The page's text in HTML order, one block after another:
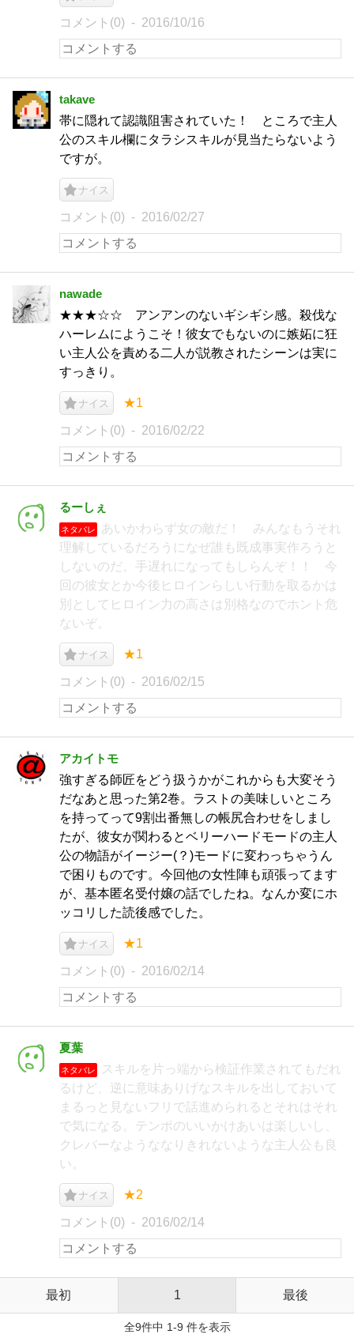
コメント(0) 2016/10/16
takave
帯に隠れて認識阻害されていた！ ところで主人
公のスキル欄にタラシスキルが見当たらないよう
ですが。
ナイス
コメント(0) 2016/02/27
nawade
★★★☆☆ アンアンのないギシギシ感。殺伐な
ハーレムにようこそ！彼女でもないのに嫉妬に狂
い主人公を責める二人が説教されたシーンは実に
すっきり。
ナイス ★1
コメント(0) 2016/02/22
るーしぇ
ネタバレ
あいかわらず女の敵だ！ みんなもうそれ
理解しているだろうになぜ誰も既成事実作ろうと
しないのだ。手遅れになってもしらんぞ！！ 今
回の彼女とか今後ヒロインらしい行動を取るかは
別としてヒロイン力の高さは別格なのでホント危
ないぞ。
ナイス ★1
コメント(0) 2016/02/15
アカイトモ
強すぎる師匠をどう扱うかがこれからも大変そう
だなあと思った第2巻。ラストの美味しいところ
を持ってって9割出番無しの帳尻合わせをしまし
たが、彼女が関わるとベリーハードモードの主人
公の物語がイージー(？)モードに変わっちゃうん
で困りものです。今回他の女性陣も頑張ってます
が、基本匿名受付嬢の話でしたね。なんか変にホ
ッコリした読後感でした。
ナイス ★1
コメント(0) 2016/02/14
夏葉
ネタバレ
スキルを片っ端から検証作業されてもだれ
るけど、逆に意味ありげなスキルを出しておいて
まるっと見ないフリで話進められるとそれはそれ
で気になる。テンポのいいかけあいは楽しいし、
クレバーなようななりきれないような主人公も良
い。
ナイス ★2
コメント(0) 2016/02/14
最初 1 最後
全9件中 1-9 件を表示